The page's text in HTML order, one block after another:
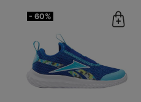
- 60%